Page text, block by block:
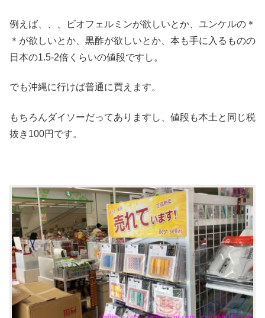
例えば、、、ビオフェルミンが欲しいとか、ユンケルの＊
＊が欲しいとか、黒酢が欲しいとか、本も手に入るものの
日本の1.5-2倍くらいの値段ですし。
でも沖縄に行けば普通に買えます。
もちろんダイソーだってありますし、値段も本土と同じ税
抜き100円です。